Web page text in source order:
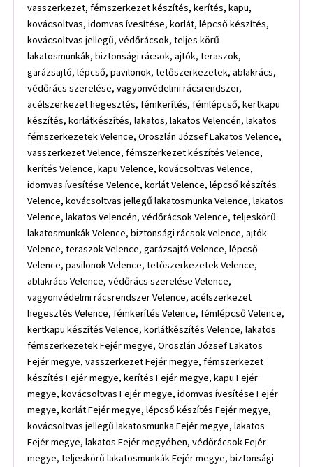
vasszerkezet, fémszerkezet készítés, kerítés, kapu,
kovácsoltvas, idomvas ívesítése, korlát, lépcső készítés,
kovácsoltvas jellegű, védőrácsok, teljes körű
lakatosmunkák, biztonsági rácsok, ajtók, teraszok,
garázsajtó, lépcső, pavilonok, tetőszerkezetek, ablakrács,
védőrács szerelése, vagyonvédelmi rácsrendszer,
acélszerkezet hegesztés, fémkerítés, fémlépcső, kertkapu
készítés, korlátkészítés, lakatos, lakatos Velencén, lakatos
fémszerkezetek Velence, Oroszlán József Lakatos Velence,
vasszerkezet Velence, fémszerkezet készítés Velence,
kerítés Velence, kapu Velence, kovácsoltvas Velence,
idomvas ívesítése Velence, korlát Velence, lépcső készítés
Velence, kovácsoltvas jellegű lakatosmunka Velence, lakatos
Velence, lakatos Velencén, védőrácsok Velence, teljeskörű
lakatosmunkák Velence, biztonsági rácsok Velence, ajtók
Velence, teraszok Velence, garázsajtó Velence, lépcső
Velence, pavilonok Velence, tetőszerkezetek Velence,
ablakrács Velence, védőrács szerelése Velence,
vagyonvédelmi rácsrendszer Velence, acélszerkezet
hegesztés Velence, fémkerítés Velence, fémlépcső Velence,
kertkapu készítés Velence, korlátkészítés Velence, lakatos
fémszerkezetek Fejér megye, Oroszlán József Lakatos
Fejér megye, vasszerkezet Fejér megye, fémszerkezet
készítés Fejér megye, kerítés Fejér megye, kapu Fejér
megye, kovácsoltvas Fejér megye, idomvas ívesítése Fejér
megye, korlát Fejér megye, lépcső készítés Fejér megye,
kovácsoltvas jellegű lakatosmunka Fejér megye, lakatos
Fejér megye, lakatos Fejér megyében, védőrácsok Fejér
megye, teljeskörű lakatosmunkák Fejér megye, biztonsági